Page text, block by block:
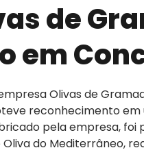
de
em
Olivas de
reconhecimento em
pela empresa, foi
Oliva do Mediterrâneo,